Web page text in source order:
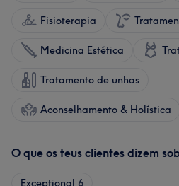
Fisioterapia
Medicina Estética
Tratamento de unhas
Aconselhamento & Holística
O que os teus clientes dizem
Exceptional 6